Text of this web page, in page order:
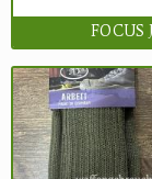
FOCUS